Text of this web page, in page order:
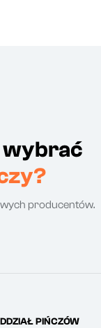
wybrać
producentów.
PIŃCZÓW